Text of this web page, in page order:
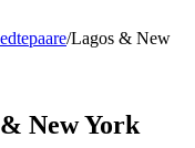
/Lagos & New
New York